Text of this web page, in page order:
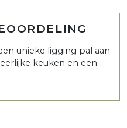
unieke ligging pal aan
keuken en een